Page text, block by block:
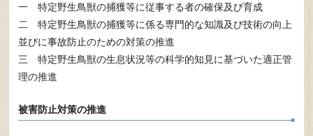
一 特定野生鳥獣の捕獲等に従事する者の確保及び育成
二 特定野生鳥獣の捕獲等に係る専門的な知識及び技術の向上
並びに事故防止のための対策の推進
三 特定野生鳥獣の生息状況等の科学的知見に基づいた適正管
理の推進
被害防止対策の推進